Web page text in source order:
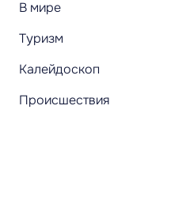
В мире
Туризм
Калейдоскоп
Происшествия